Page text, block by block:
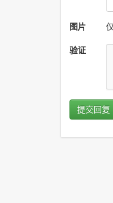
图片
验证
提交回复